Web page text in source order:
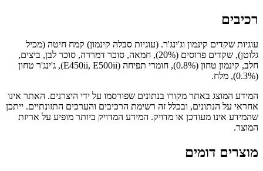
רכיבים
עוגיות שקדים קינמון וג'ינג'ר. (עוגיות סבלה קינמון) קמח חיטה (מכיל
גלוטן), שקדים פרוסים (20%), חמאה, סוכר דמררה, סוכר לבן, ביצים,
חלב, קינמון טחון (0.8%), חומרי תפיחה (E450ii, E500ii), ג'ינג'ר טחון
(0.3%), מלח.
המידע המוצג באתר מקורו בנתונים שפורסמו על ידי היצרנים. האתר אינו
אחראי על הנתונים, ובכלל זה רשימת הרכיבים והערכים התזונתיים. ייתכן
שהמידע אינו מעודכן או מדויק. המידע המדויק ביותר מופיע על אריזת
המוצר.
מוצרים דומים